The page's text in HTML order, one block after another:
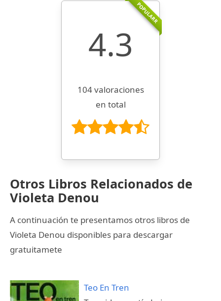
POPULARR
4.3
104 valoraciones
en total
Otros Libros Relacionados de
Violeta Denou
A continuación te presentamos otros libros de
Violeta Denou disponibles para descargar
gratuitamete
Teo En Tren